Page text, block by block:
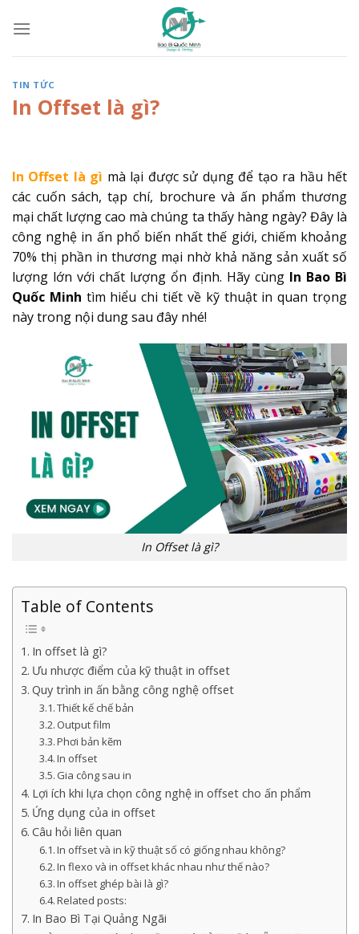
TIN TỨC
In Offset là gì?
In Offset là gì mà lại được sử dụng để tạo ra hầu hết
các cuốn sách, tạp chí, brochure và ấn phẩm thương
mại chất lượng cao mà chúng ta thấy hàng ngày? Đây là
công nghệ in ấn phổ biến nhất thế giới, chiếm khoảng
70% thị phần in thương mại nhờ khả năng sản xuất số
lượng lớn với chất lượng ổn định. Hãy cùng In Bao Bì
Quốc Minh tìm hiểu chi tiết về kỹ thuật in quan trọng
này trong nội dung sau đây nhé!
In Offset là gì?
Table of Contents
In offset là gì?
Ưu nhược điểm của kỹ thuật in offset
Quy trình in ấn bằng công nghệ offset
Thiết kế chế bản
Output film
Phơi bản kẽm
In offset
Gia công sau in
Lợi ích khi lựa chọn công nghệ in offset cho ấn phẩm
Ứng dụng của in offset
Câu hỏi liên quan
In offset và in kỹ thuật số có giống nhau không?
In flexo và in offset khác nhau như thế nào?
In offset ghép bài là gì?
Related posts:
In Bao Bì Tại Quảng Ngãi